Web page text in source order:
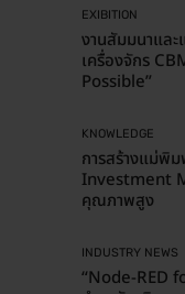
EXIBITION
งานสัมมนาและ
เครื่องจักร
Possible”
KNOWLEDGE
การสร้างแม่พิ
Investment
คุณภาพสูง
INDUSTRY NEWS
“Node-RED